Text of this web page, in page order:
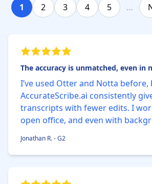
1 2 3 4 5 …
The accuracy is unmatched, even in
I’ve used Otter and Notta before,
AccurateScribe.ai consistently
transcripts with fewer edits. I
open office, and even with
in timestamp feature saves me so
when reviewing.
Jonathan R. - G2